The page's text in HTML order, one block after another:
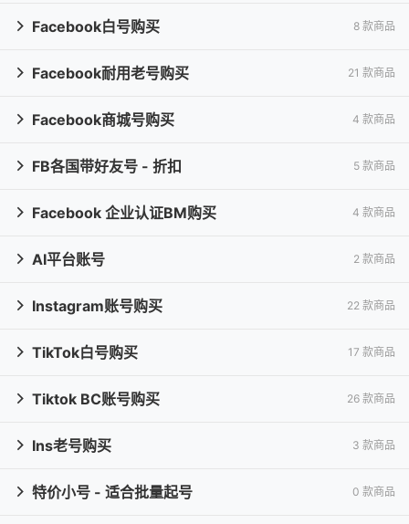
Facebook白号购买 8 款商品

Facebook耐用老号购买 21 款商品

Facebook商城号购买 4 款商品

FB各国带好友号 - 折扣 5 款商品

Facebook 企业认证BM购买 4 款商品

AI平台账号 2 款商品

Instagram账号购买 22 款商品

TikTok白号购买 17 款商品

Tiktok BC账号购买 26 款商品

Ins老号购买 3 款商品

特价小号 - 适合批量起号 0 款商品
